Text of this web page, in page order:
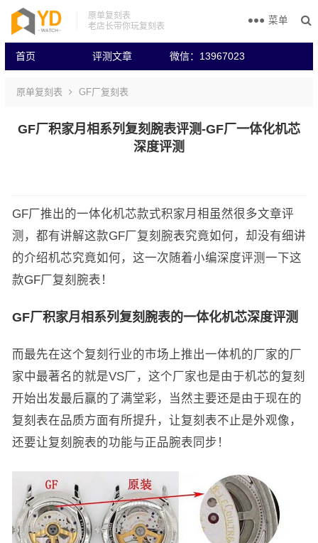
原单复刻表
老店长带你玩复刻表
首页 评测文章 微信：13967023
菜单
原单复刻表 GF厂复刻表
GF厂积家月相系列复刻腕表评测-GF厂一体化机芯
深度评测
GF厂推出的一体化机芯款式积家月相虽然很多文章评
测，都有讲解这款GF厂复刻腕表究竟如何，却没有细讲
的介绍机芯究竟如何，这一次随着小编深度评测一下这
款GF厂复刻腕表！
GF厂积家月相系列复刻腕表的一体化机芯深度评测
而最先在这个复刻行业的市场上推出一体机的厂家的厂
家中最著名的就是VS厂，这个厂家也是由于机芯的复刻
开始出发最后赢的了满堂彩，当然主要还是由于现在的
复刻表在品质方面有所提升，让复刻表不止是外观像，
还要让复刻腕表的功能与正品腕表同步！